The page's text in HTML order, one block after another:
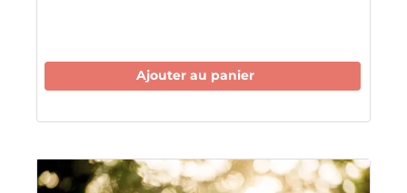
Ajouter au panier